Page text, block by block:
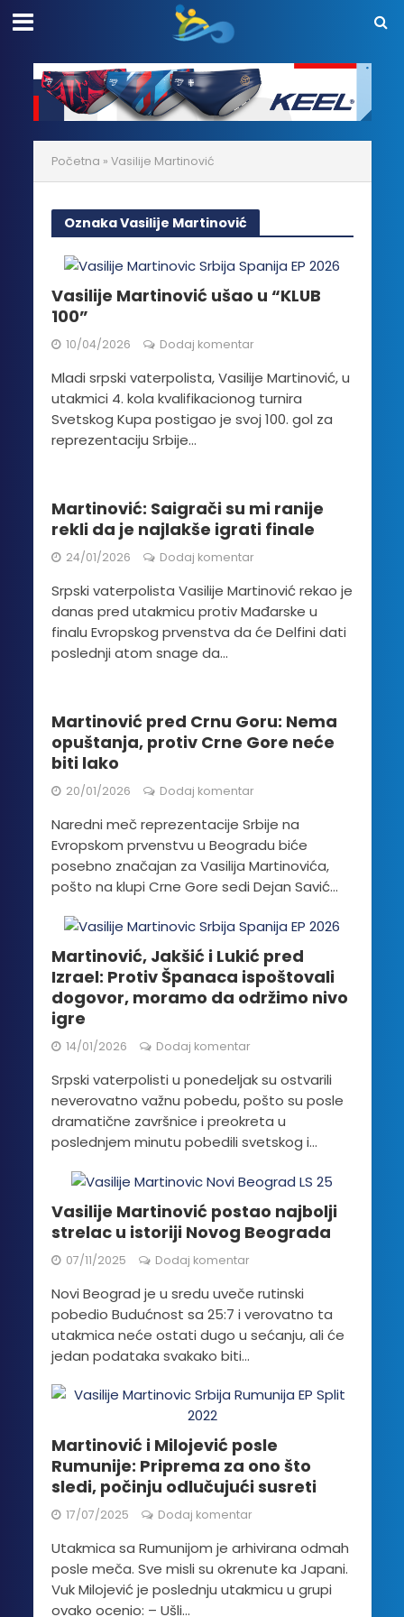
Početna » Vasilije Martinović
Oznaka Vasilije Martinović
Vasilije Martinović ušao u “KLUB
100”
10/04/2026 Dodaj komentar
Mladi srpski vaterpolista, Vasilije Martinović, u
utakmici 4. kola kvalifikacionog turnira
Svetskog Kupa postigao je svoj 100. gol za
reprezentaciju Srbije...
Martinović: Saigrači su mi ranije
rekli da je najlakše igrati finale
24/01/2026 Dodaj komentar
Srpski vaterpolista Vasilije Martinović rekao je
danas pred utakmicu protiv Mađarske u
finalu Evropskog prvenstva da će Delfini dati
poslednji atom snage da...
Martinović pred Crnu Goru: Nema
opuštanja, protiv Crne Gore neće
biti lako
20/01/2026 Dodaj komentar
Naredni meč reprezentacije Srbije na
Evropskom prvenstvu u Beogradu biće
posebno značajan za Vasilija Martinovića,
pošto na klupi Crne Gore sedi Dejan Savić...
Martinović, Jakšić i Lukić pred
Izrael: Protiv Španaca ispoštovali
dogovor, moramo da održimo nivo
igre
14/01/2026 Dodaj komentar
Srpski vaterpolisti u ponedeljak su ostvarili
neverovatno važnu pobedu, pošto su posle
dramatične završnice i preokreta u
poslednjem minutu pobedili svetskog i...
Vasilije Martinović postao najbolji
strelac u istoriji Novog Beograda
07/11/2025 Dodaj komentar
Novi Beograd je u sredu uveče rutinski
pobedio Budućnost sa 25:7 i verovatno ta
utakmica neće ostati dugo u sećanju, ali će
jedan podataka svakako biti...
Martinović i Milojević posle
Rumunije: Priprema za ono što
sledi, počinju odlučujući susreti
17/07/2025 Dodaj komentar
Utakmica sa Rumunijom je arhivirana odmah
posle meča. Sve misli su okrenute ka Japani.
Vuk Milojević je poslednju utakmicu u grupi
ovako ocenio: – Ušli...